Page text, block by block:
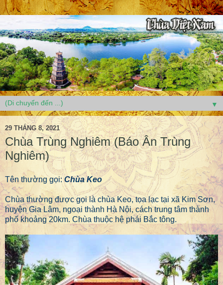
▼
29 THÁNG 8, 2021
Chùa Trùng Nghiêm (Báo Ân Trùng
Nghiêm)
Tên thường gọi:Chùa Keo
Chùa thường được gọi là chùa Keo, tọa lạc tại xã Kim Sơn,
huyện Gia Lâm, ngoại thành Hà Nội, cách trung tâm thành
phố khoảng 20km. Chùa thuộc hệ phái Bắc tông.